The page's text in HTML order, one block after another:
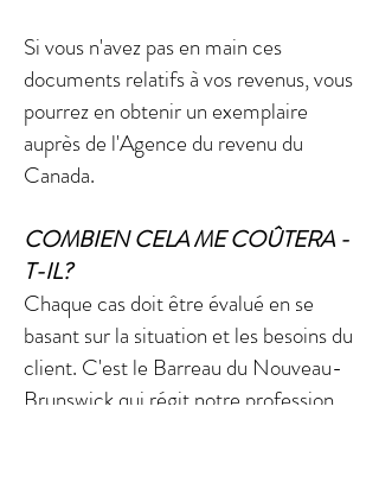
Si vous n'avez pas en main ces
documents relatifs à vos revenus, vous
pourrez en obtenir un exemplaire
auprès de l'Agence du revenu du
Canada.
COMBIEN CELA ME COÛTERA -
T-IL?
Chaque cas doit être évalué en se
basant sur la situation et les besoins du
client. C'est le Barreau du Nouveau-
Brunswick qui régit notre profession